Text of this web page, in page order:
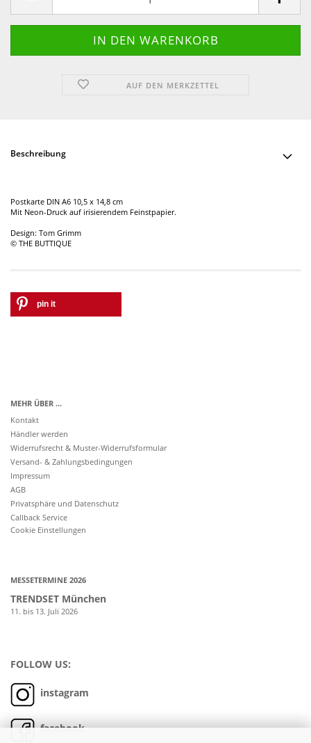
AUF DEN MERKZETTEL
Beschreibung
Postkarte DIN A6 10,5 x 14,8 cm
Mit Neon-Druck auf irisierendem Feinstpapier.
Design: Tom Grimm
© THE BUTTIQUE
pin it
MEHR ÜBER ...
Kontakt
Händler werden
Widerrufsrecht & Muster-Widerrufsformular
Versand- & Zahlungsbedingungen
Impressum
AGB
Privatsphäre und Datenschutz
Callback Service
Cookie Einstellungen
MESSETERMINE 2026
TRENDSET München
11. bis 13. Juli 2026
FOLLOW US:
instagram
facebook